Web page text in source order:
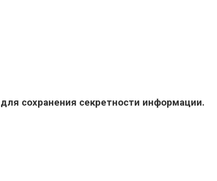
сохранения секретности информации.